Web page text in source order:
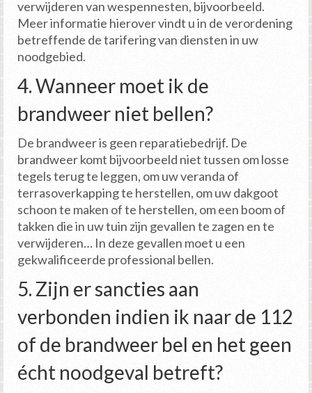
verwijderen van wespennesten, bijvoorbeeld.
Meer informatie hierover vindt u in de verordening
betreffende de tarifering van diensten in uw
noodgebied.
4. Wanneer moet ik de
brandweer niet bellen?
De brandweer is geen reparatiebedrijf. De
brandweer komt bijvoorbeeld niet tussen om losse
tegels terug te leggen, om uw veranda of
terrasoverkapping te herstellen, om uw dakgoot
schoon te maken of te herstellen, om een boom of
takken die in uw tuin zijn gevallen te zagen en te
verwijderen… In deze gevallen moet u een
gekwalificeerde professional bellen.
5. Zijn er sancties aan
verbonden indien ik naar de 112
of de brandweer bel en het geen
écht noodgeval betreft?